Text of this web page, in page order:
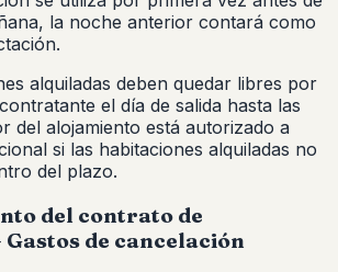
la noche anterior contará como
alquiladas deben quedar libres por
el día de salida hasta las
del alojamiento está autorizado a
si las habitaciones alquiladas no
del plazo.
del contrato de
de cancelación